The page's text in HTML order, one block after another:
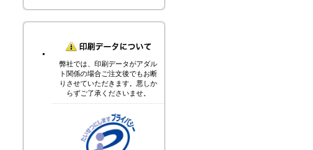
弊社では、印刷データがアダル
ト関係の場合ご注文後でもお断
りさせていただきます。悪しか
らずご了承くださいませ。